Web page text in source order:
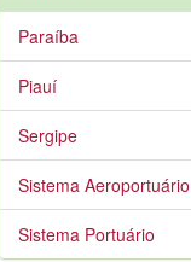
Paraíba
Piauí
Sergipe
Sistema Aeroportuário
Sistema Portuário